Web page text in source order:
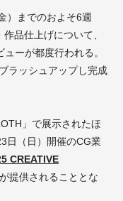
）までのおよそ6週
品仕上げについて、
ーが都度行われる。
ラッシュアップし完成
」で展示されたほ
日（日）開催のCG業
CREATIVE
提供されることとな